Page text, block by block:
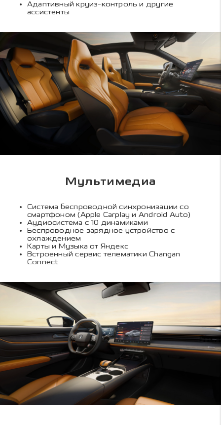
Адаптивный круиз-контроль и другие
ассистенты
Мультимедиа
Система беспроводной синхронизации со
смартфоном (Apple Carplay и Android Auto)
Аудиосистема с 10 динамиками
Беспроводное зарядное устройство с
охлаждением
Карты и Музыка от Яндекс
Встроенный сервис телематики Changan
Connect